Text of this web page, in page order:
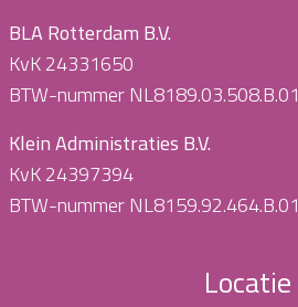
BLA Rotterdam B.V.
KvK 24331650
BTW-nummer NL8189.03.508.B.01
Klein Administraties B.V.
KvK 24397394
BTW-nummer NL8159.92.464.B.01
Locatie